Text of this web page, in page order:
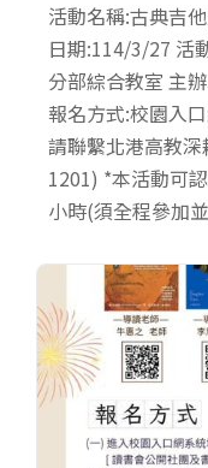
活動名稱:古典吉
日期:114/3/27 活
分部綜合教室 主
報名方式:校園入
請聯繫北港高教
1201) *本活動可
小時(須全程參加